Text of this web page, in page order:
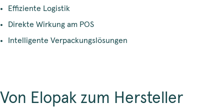
Effiziente Logistik
Direkte Wirkung am POS
Intelligente Verpackungslösungen
Von Elopak zum Hersteller